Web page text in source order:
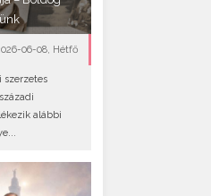
06-08, Hétfő
szerzetes
alábbi